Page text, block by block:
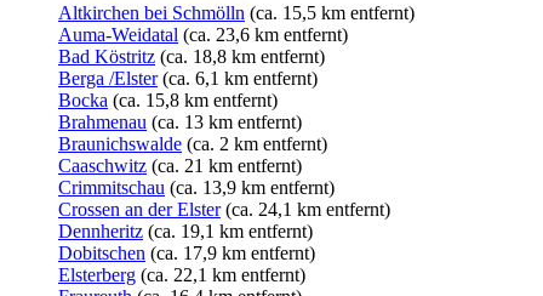
Altkirchen bei Schmölln (ca. 15,5 km entfernt)
Auma-Weidatal (ca. 23,6 km entfernt)
Bad Köstritz (ca. 18,8 km entfernt)
Berga /Elster(ca. 6,1 km entfernt)
Bocka (ca. 15,8 km entfernt)
Brahmenau (ca. 13 km entfernt)
Braunichswalde (ca. 2 km entfernt)
Caaschwitz (ca. 21 km entfernt)
Crimmitschau (ca. 13,9 km entfernt)
Crossen an der Elster(ca. 24,1 km entfernt)
Dennheritz (ca. 19,1 km entfernt)
Dobitschen (ca. 17,9 km entfernt)
Elsterberg (ca. 22,1 km entfernt)